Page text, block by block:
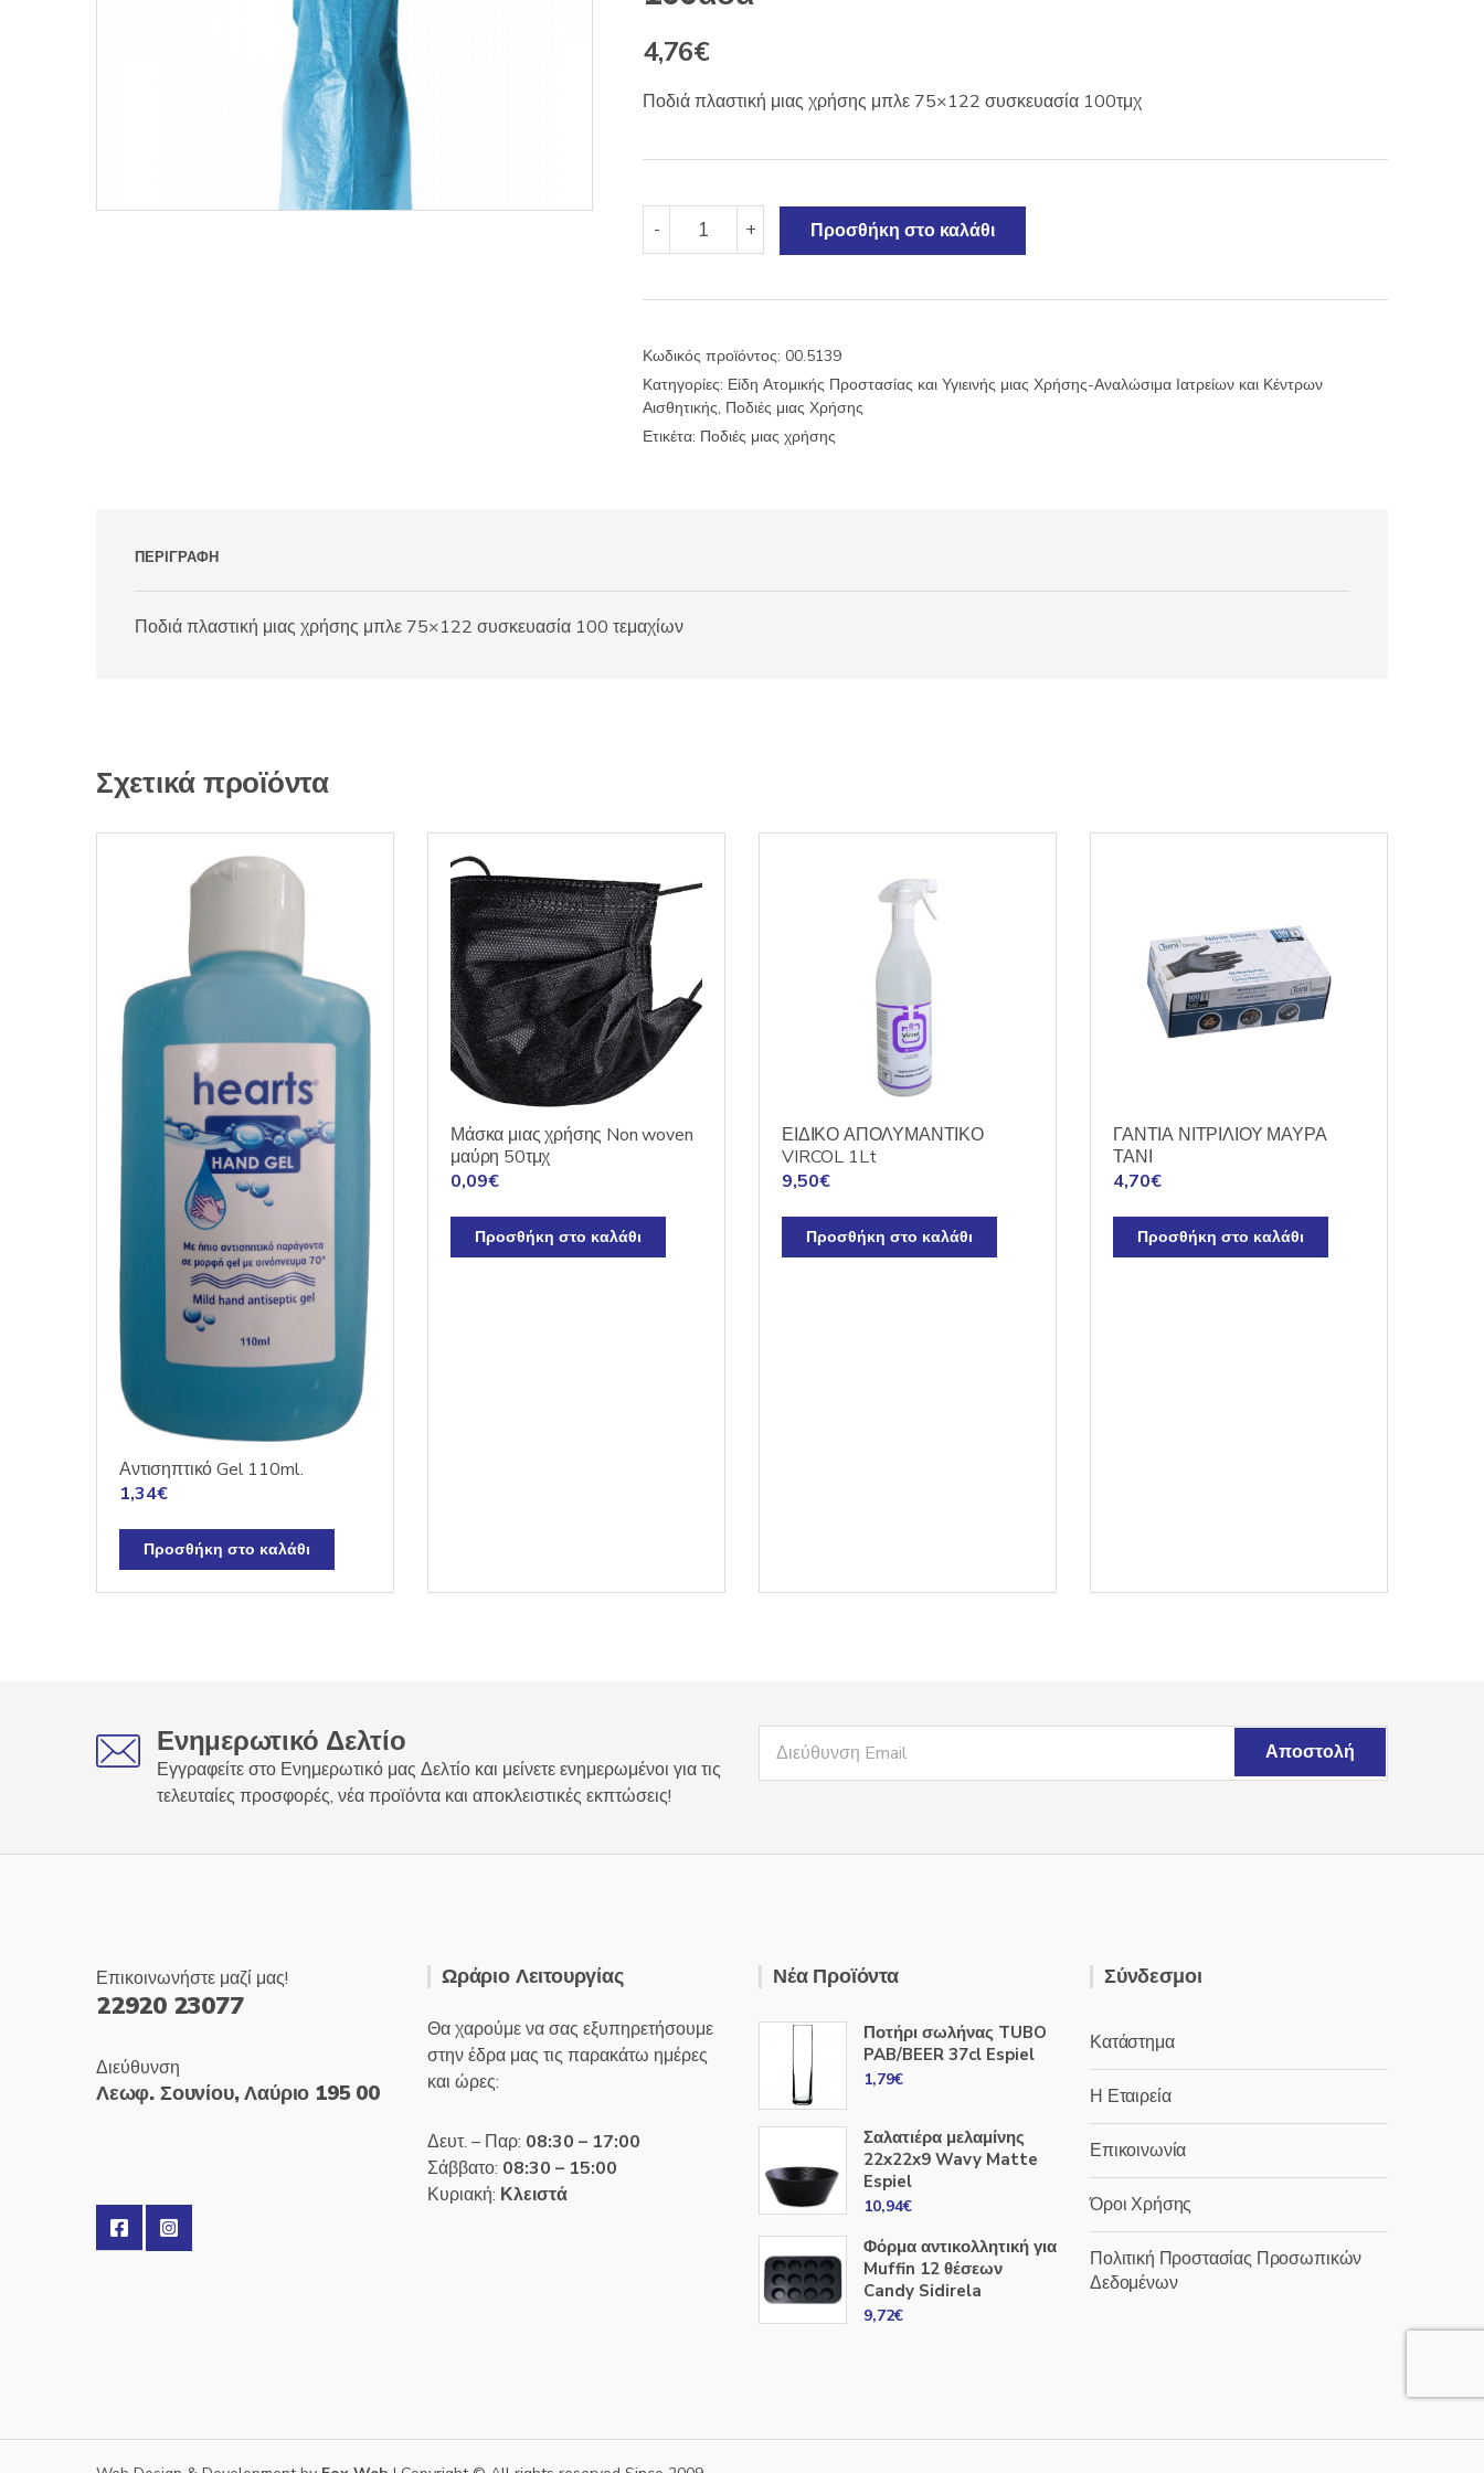
4,76€
Ποδιά πλαστική μιας χρήσης μπλε 75×122 συσκευασία 100τμχ
-
Ποδιά
πλαστική
100αδα
ποσότητα
+ Προσθήκη στο καλάθι
Κωδικός προϊόντος: 00.5139
Κατηγορίες: Είδη Ατομικής Προστασίας και Υγιεινής μιας Χρήσης-Αναλώσιμα Ιατρείων και Κέντρων
Αισθητικής, Ποδιές μιας Χρήσης
Ετικέτα: Ποδιές μιας χρήσης
ΠΕΡΙΓΡΑΦΉ
Ποδιά πλαστική μιας χρήσης μπλε 75×122 συσκευασία 100 τεμαχίων
Σχετικά προϊόντα
Αντισηπτικό Gel 110ml.
1,34€
Προσθήκη στο καλάθι
Μάσκα μιας χρήσης Non woven
μαύρη 50τμχ
0,09€
Προσθήκη στο καλάθι
ΕΙΔΙΚΟ ΑΠΟΛΥΜΑΝΤΙΚΟ
VIRCOL 1Lt
9,50€
Προσθήκη στο καλάθι
ΓΑΝΤΙΑ ΝΙΤΡΙΛΙΟΥ ΜΑΥΡΑ
ΤΑΝΙ
4,70€
Προσθήκη στο καλάθι
Ενημερωτικό Δελτίο
Εγγραφείτε στο Ενημερωτικό μας Δελτίο και μείνετε ενημερωμένοι για τις
τελευταίες προσφορές, νέα προϊόντα και αποκλειστικές εκπτώσεις!
Επικοινωνήστε μαζί μας!
22920 23077
Διεύθυνση
Λεωφ. Σουνίου, Λαύριο 195 00
Ωράριο Λειτουργίας
Θα χαρούμε να σας εξυπηρετήσουμε
στην έδρα μας τις παρακάτω ημέρες
και ώρες:
Δευτ. – Παρ: 08:30 – 17:00
Σάββατο: 08:30 – 15:00
Κυριακή: Κλειστά
Νέα Προϊόντα
Ποτήρι σωλήνας TUBO
PAB/BEER 37cl Espiel
1,79€
Σαλατιέρα μελαμίνης
22x22x9 Wavy Matte
Espiel
10,94€
Φόρμα αντικολλητική για
Muffin 12 θέσεων
Candy Sidirela
9,72€
Σύνδεσμοι
Κατάστημα
Η Εταιρεία
Επικοινωνία
Όροι Χρήσης
Πολιτική Προστασίας Προσωπικών
Δεδομένων